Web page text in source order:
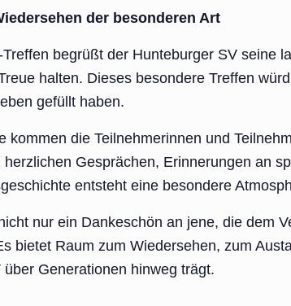
der besonderen Art
begrüßt der Hunteburger SV seine
halten. Dieses besondere Treffen
gefüllt haben.
kommen die Teilnehmerinnen und
Gesprächen, Erinnerungen an
entsteht eine besondere
nur ein Dankeschön an jene, die dem
bietet Raum zum Wiedersehen, zum
Generationen hinweg trägt.